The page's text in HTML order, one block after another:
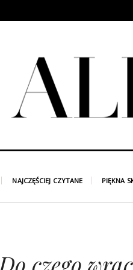
NAJCZĘŚCIEJ CZYTANE PIĘKNA
Do czego